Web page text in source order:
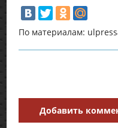
По материалам:
Добавить